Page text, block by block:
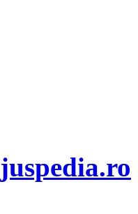
juspedia.ro